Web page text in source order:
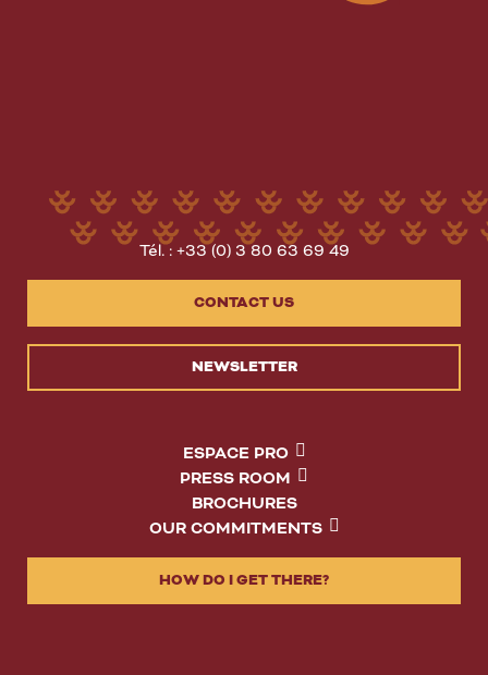
Tél. : +33 (0) 3 80 63 69 49
CONTACT US
NEWSLETTER
ESPACE PRO
PRESS ROOM
BROCHURES
OUR COMMITMENTS
HOW DO I GET THERE?